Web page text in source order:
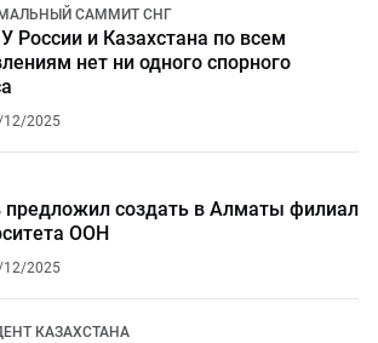
САММИТ СНГ
России и Казахстана по всем
нет ни одного спорного
12/2025
предложил создать в Алматы филиал
ООН
12/2025
КАЗАХСТАНА